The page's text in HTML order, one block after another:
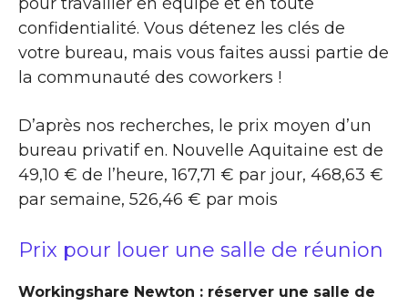
confidentialité. Vous détenez les clés de
votre bureau, mais vous faites aussi partie de
la communauté des coworkers !
D’après nos recherches, le prix moyen d’un
bureau privatif en. Nouvelle Aquitaine est de
49,10 € de l’heure, 167,71 € par jour, 468,63 €
par semaine, 526,46 € par mois
Prix pour louer une salle de réunion
Workingshare Newton : réserver une salle de